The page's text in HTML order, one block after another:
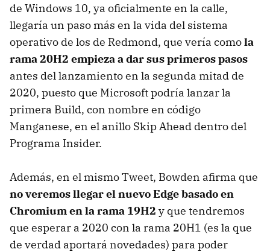
de Windows 10, ya oficialmente en la calle,
llegaría un paso más en la vida del sistema
operativo de los de Redmond, que vería comola
rama 20H2 empieza a dar sus primeros pasos
antes del lanzamiento en la segunda mitad de
2020, puesto que Microsoft podría lanzar la
primera Build, con nombre en código
Manganese, en el anillo Skip Ahead dentro del
Programa Insider.
Además, en el mismo Tweet, Bowden afirma que
no veremos llegar el nuevo Edge basado en
Chromium en la rama 19H2 y que tendremos
que esperar a 2020 con la rama 20H1 (es la que
de verdad aportará novedades) para poder